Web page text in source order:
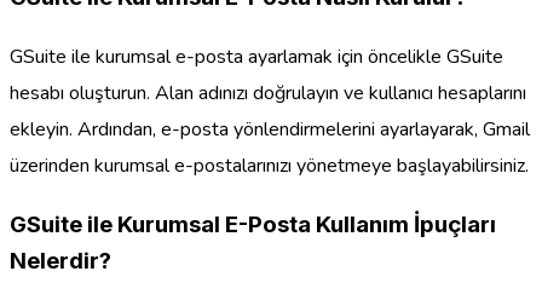
GSuite ile kurumsal e-posta ayarlamak için öncelikle GSuite
hesabı oluşturun. Alan adınızı doğrulayın ve kullanıcı hesaplarını
ekleyin. Ardından, e-posta yönlendirmelerini ayarlayarak, Gmail
üzerinden kurumsal e-postalarınızı yönetmeye başlayabilirsiniz.
GSuite ile Kurumsal E-Posta Kullanım İpuçları
Nelerdir?